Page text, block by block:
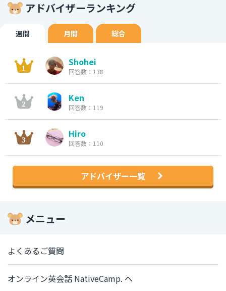
アドバイザーランキング
週間 月間 総合
Shohei
回答数：138
Ken
回答数：119
Hiro
回答数：110
アドバイザー一覧
メニュー
よくあるご質問
オンライン英会話 NativeCamp. へ